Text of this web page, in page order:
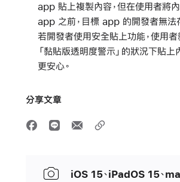
app 貼上複製內容，但在使用者將
app 之前，目標 app 的開發者無法
若開發者使用安全貼上功能，使用
「黏貼版透明度警示」的狀況下貼上
更安心。
分享文章
iOS 15、iPadOS 15、